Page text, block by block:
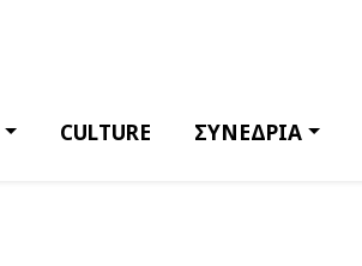
CULTURE ΣΥΝΕΔΡΙΑ